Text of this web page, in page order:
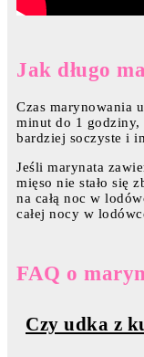
Jak długo
Czas marynowania
minut do 1 godziny,
bardziej soczyste i
Jeśli marynata
mięso nie stało się
na całą noc w
całej nocy w
FAQ o
Czy udka z